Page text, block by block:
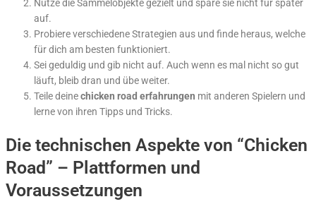
Nutze die Sammelobjekte gezielt und spare sie nicht für später
auf.
Probiere verschiedene Strategien aus und finde heraus, welche
für dich am besten funktioniert.
Sei geduldig und gib nicht auf. Auch wenn es mal nicht so gut
läuft, bleib dran und übe weiter.
Teile deinechicken road erfahrungen mit anderen Spielern und
lerne von ihren Tipps und Tricks.
Die technischen Aspekte von “Chicken
Road” – Plattformen und
Voraussetzungen